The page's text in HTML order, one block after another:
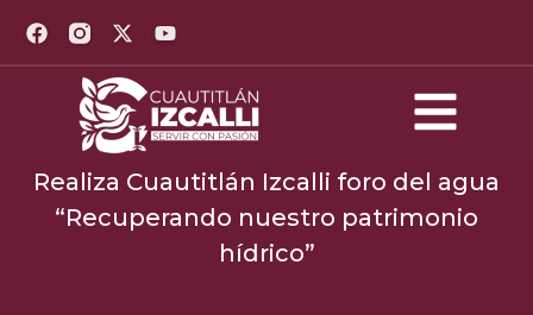
Realiza Cuautitlán Izcalli foro del agua
“Recuperando nuestro patrimonio
hídrico”